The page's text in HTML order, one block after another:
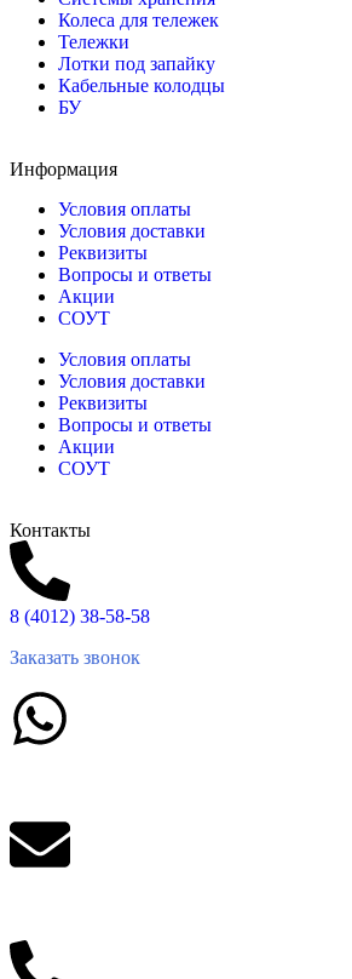
Колеса для тележек
Тележки
Лотки под запайку
Кабельные колодцы
БУ
Информация
Условия оплаты
Условия доставки
Реквизиты
Вопросы и ответы
Акции
СОУТ
Условия оплаты
Условия доставки
Реквизиты
Вопросы и ответы
Акции
СОУТ
Контакты
8 (4012) 38-58-58
Заказать звонок